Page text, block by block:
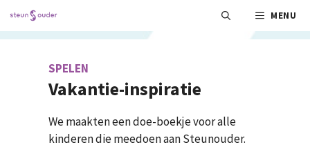
de
MENU
SPELEN
Vakantie-inspiratie
We maakten een doe-boekje voor alle
kinderen die meedoen aan Steunouder.